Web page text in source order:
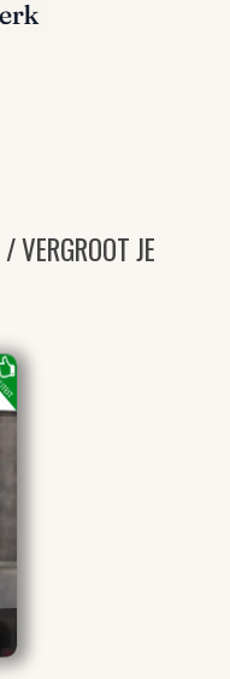
/ VERGROOT JE